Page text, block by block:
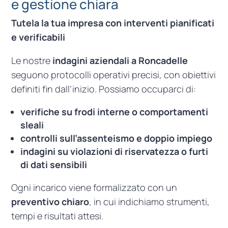
e gestione chiara
Tutela la tua impresa con interventi pianificati
e verificabili
Le nostre indagini aziendali a Roncadelle
seguono protocolli operativi precisi, con obiettivi
definiti fin dall’inizio. Possiamo occuparci di:
verifiche su frodi interne o comportamenti
sleali
controlli sull’assenteismo e doppio impiego
indagini su violazioni di riservatezza o furti
di dati sensibili
Ogni incarico viene formalizzato con un
preventivo chiaro, in cui indichiamo strumenti,
tempi e risultati attesi.